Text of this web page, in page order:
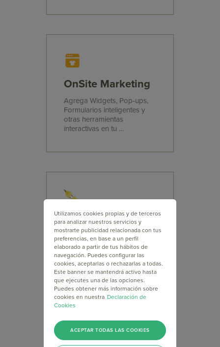
OnSite Marketing
Agrega Widgets, Pop-ups,
Formularios inteligentes y
otras herramientas
interactivas en tu
Integraciones
Conoce las múltiples
aplicaciones con las que
puedes integrar Doppler y
cómo hacerlo en simples
pasos. ¡Potencia tus
Campañas de Email!
Utilizamos cookies propias y de terceros
para analizar nuestros servicios y
mostrarte publicidad relacionada con tus
preferencias, en base a un perfil
elaborado a partir de tus hábitos de
navegación. Puedes configurar las
cookies, aceptarlas o rechazarlas a todas.
Este banner se mantendrá activo hasta
que ejecutes una de las opciones.
Puedes obtener más información sobre
cookies en nuestra Declaración de
Cookies
ACEPTAR TODAS LAS COOKIES